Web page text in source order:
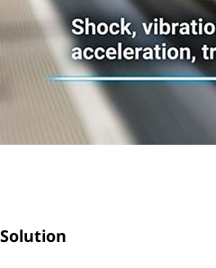
Solution